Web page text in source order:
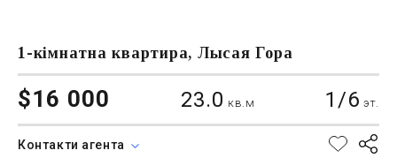
1-кімнатна квартира, Лысая Гора
$16 000 23.0 кв.м 1/6 эт.
Контакти агента